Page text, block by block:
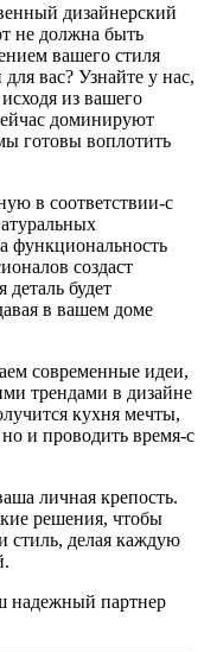
дизайнерский
не должна быть
вашего стиля
вас? Узнайте у нас,
из вашего
доминируют
готовы воплотить
в соответствии-с
функциональность
создаст
деталь будет
в вашем доме
современные идеи,
трендами в дизайне
кухня мечты,
но и проводить время-с
личная крепость.
решения, чтобы
стиль, делая каждую
надежный партнер